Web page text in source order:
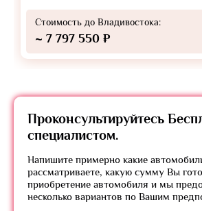
Стоимость до Владивостока:
~ 7 797 550 ₽
Проконсультируйтесь
специалистом.
Напишите примерно какие
рассматриваете, какую сумму Вы
приобретение автомобиля и мы
несколько вариантов по Вашим